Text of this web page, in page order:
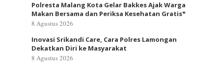
Polresta Malang Kota Gelar Bakkes Ajak Warga
Makan Bersama dan Periksa Kesehatan Gratis*
8 Agustus 2026
Inovasi Srikandi Care, Cara Polres Lamongan
Dekatkan Diri ke Masyarakat
8 Agustus 2026